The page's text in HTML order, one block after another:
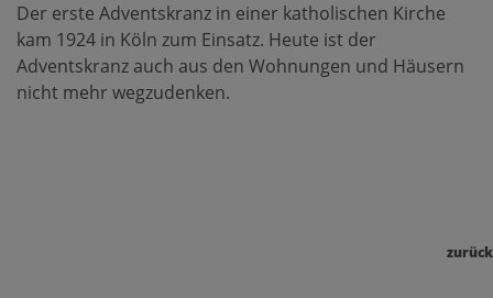
Der erste Adventskranz in einer katholischen Kirche
kam 1924 in Köln zum Einsatz. Heute ist der
Adventskranz auch aus den Wohnungen und Häusern
nicht mehr wegzudenken.
zurück